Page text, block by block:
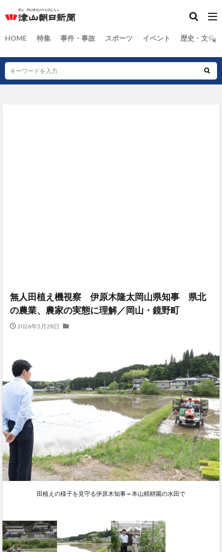
HOME 特集 事件・事故 スポーツ イベント 歴史・文化
無人田植え機視察 伊原木隆太岡山県知事 県北
の農業、農家の実態に理解／岡山・鏡野町
2026年5月28日
田植えの様子を見守る伊原木知事＝本山精耕園の水田で